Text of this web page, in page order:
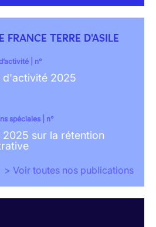
FRANCE TERRE D'ASILE
| n°
d'activité 2025
spéciales | n°
2025 sur la rétention
> Voir toutes nos publications